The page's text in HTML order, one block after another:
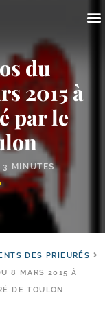
du
2015 à
par le
3 MINUTES
DES PRIEURÉS
8 MARS 2015 À
DE TOULON